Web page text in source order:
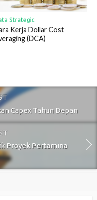
Strategic
Kerja Dollar Cost
(DCA)
Capex Tahun Depan
Proyek Pertamina